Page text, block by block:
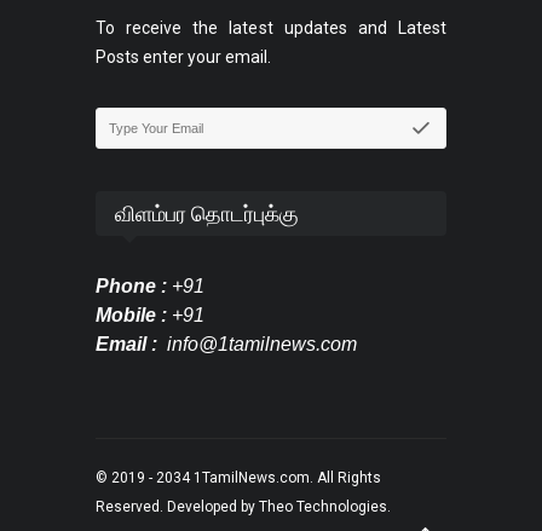
To receive the latest updates and Latest
Posts enter your email.
விளம்பர தொடர்புக்கு
Phone : +91
Mobile : +91
Email : info@1tamilnews.com
© 2019 - 2034 1TamilNews.com . All Rights
Reserved. Developed by Theo Technologies